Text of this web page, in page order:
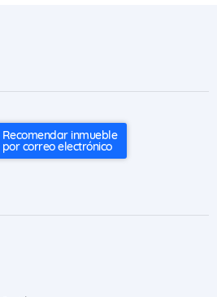
Recomendar inmueble
por correo electrónico